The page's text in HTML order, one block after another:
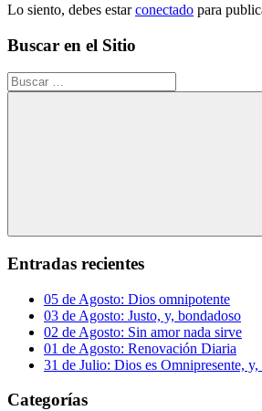
Lo siento, debes estarconectado para
Buscar en el Sitio
Buscar:
Buscar
Entradas recientes
05 de Agosto: Dios omnipotente
03 de Agosto: Justo, y, bondadoso
02 de Agosto: Sin amor nada sirve
01 de Agosto: Renovación Diaria
31 de Julio: Dios es Omnipresente,
Categorías